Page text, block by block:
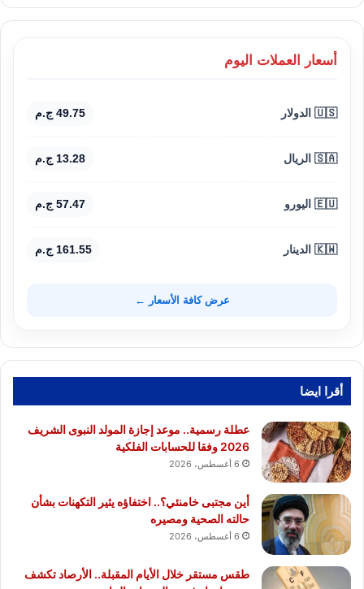
أسعار العملات اليوم
🇺🇸 الدولار 49.75 ج.م
🇸🇦 الريال 13.28 ج.م
🇪🇺 اليورو 57.47 ج.م
🇰🇼 الدينار 161.55 ج.م
عرض كافة الأسعار ←
أقرا ايضا
عطلة رسمية.. موعد إجازة المولد النبوى الشريف
2026 وفقا للحسابات الفلكية
6 أغسطس، 2026
أين مجتبى خامنئي؟.. اختفاؤه يثير التكهنات بشأن
حالته الصحية ومصيره
6 أغسطس، 2026
طقس مستقر خلال الأيام المقبلة.. الأرصاد تكشف